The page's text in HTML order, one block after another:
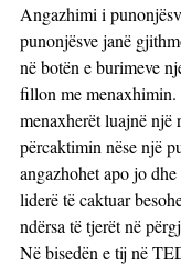
Angazhimi i
punonjësve janë
në botën e burimeve
fillon me menaxhimin.
menaxherët luajnë një
përcaktimin nëse një
angazhohet apo jo
liderë të caktuar
ndërsa të tjerët në
Në bisedën e tij në